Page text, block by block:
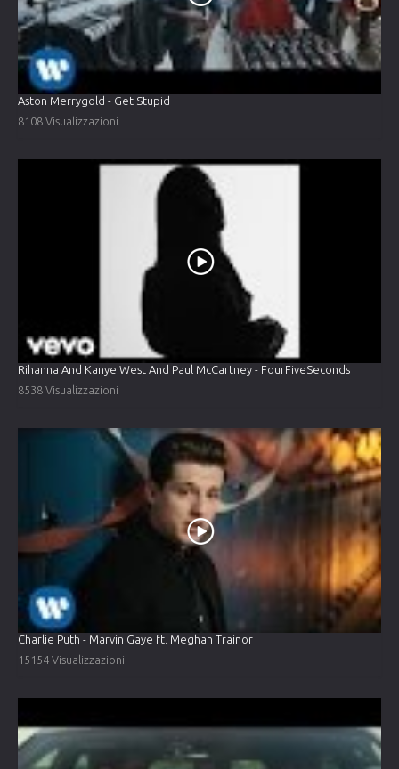
Aston Merrygold - Get Stupid
8108 Visualizzazioni
Rihanna And Kanye West And Paul McCartney - FourFiveSeconds
8538 Visualizzazioni
Charlie Puth - Marvin Gaye ft. Meghan Trainor
15154 Visualizzazioni